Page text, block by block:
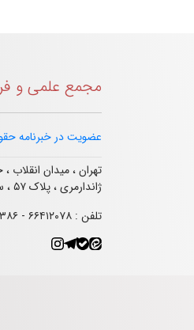
مجمع علمی و
عضویت در خبرنامه
تهران ، میدان انقلاب
ژاندارمری ، پلاک ۵۷ ، ساختمان مجد
تلفن : ۶۶۴۱۲۰۷۸ - ۶۶۹۶۳۳۸۶ - ۰۲۱۶۶۴۹۵۰۳۴